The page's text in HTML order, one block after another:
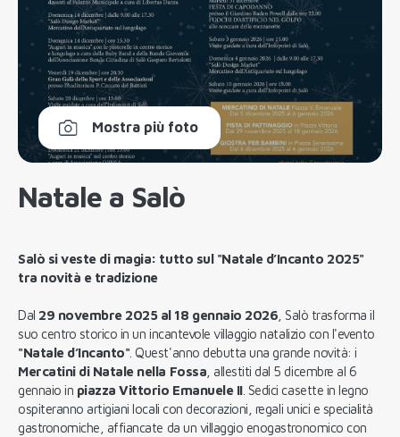
Mostra più foto
Natale a Salò
Salò si veste di magia: tutto sul "Natale d’Incanto 2025"
tra novità e tradizione
Dal 29 novembre 2025 al 18 gennaio 2026 , Salò trasforma il
suo centro storico in un incantevole villaggio natalizio con l'evento
"Natale d’Incanto" . Quest'anno debutta una grande novità: i
Mercatini di Natale nella Fossa , allestiti dal 5 dicembre al 6
gennaio in piazza Vittorio Emanuele II. Sedici casette in legno
ospiteranno artigiani locali con decorazioni, regali unici e specialità
gastronomiche, affiancate da un villaggio enogastronomico con